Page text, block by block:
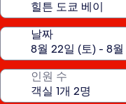
날짜
인원 수